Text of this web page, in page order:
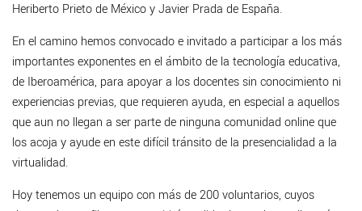
Heriberto Prieto de México y Javier Prada de España.
En el camino hemos convocado e invitado a participar a los más
importantes exponentes en el ámbito de la tecnología educativa,
de Iberoamérica, para apoyar a los docentes sin conocimiento ni
experiencias previas, que requieren ayuda, en especial a aquellos
que aun no llegan a ser parte de ninguna comunidad online que
los acoja y ayude en este difícil tránsito de la presencialidad a la
virtualidad.
Hoy tenemos un equipo con más de 200 voluntarios, cuyos